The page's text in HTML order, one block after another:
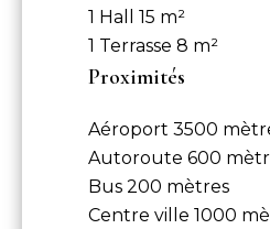
1 Hall 15 m²
1 Terrasse 8 m²
Proximités
Aéroport 3500
Autoroute 600
Bus 200 mètres
Centre ville 1000